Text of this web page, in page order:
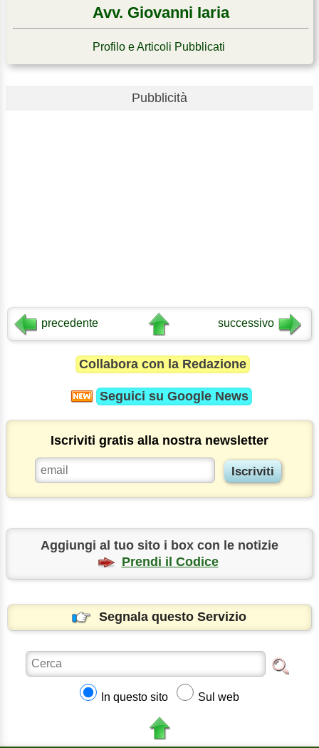
Avv. Giovanni Iaria
Profilo e Articoli Pubblicati
Pubblicità
precedente successivo
Collabora con la Redazione
Seguici su Google News
Iscriviti gratis alla nostra newsletter
Aggiungi al tuo sito i box con le notizie
Prendi il Codice
Segnala questo Servizio
In questo sito Sul web